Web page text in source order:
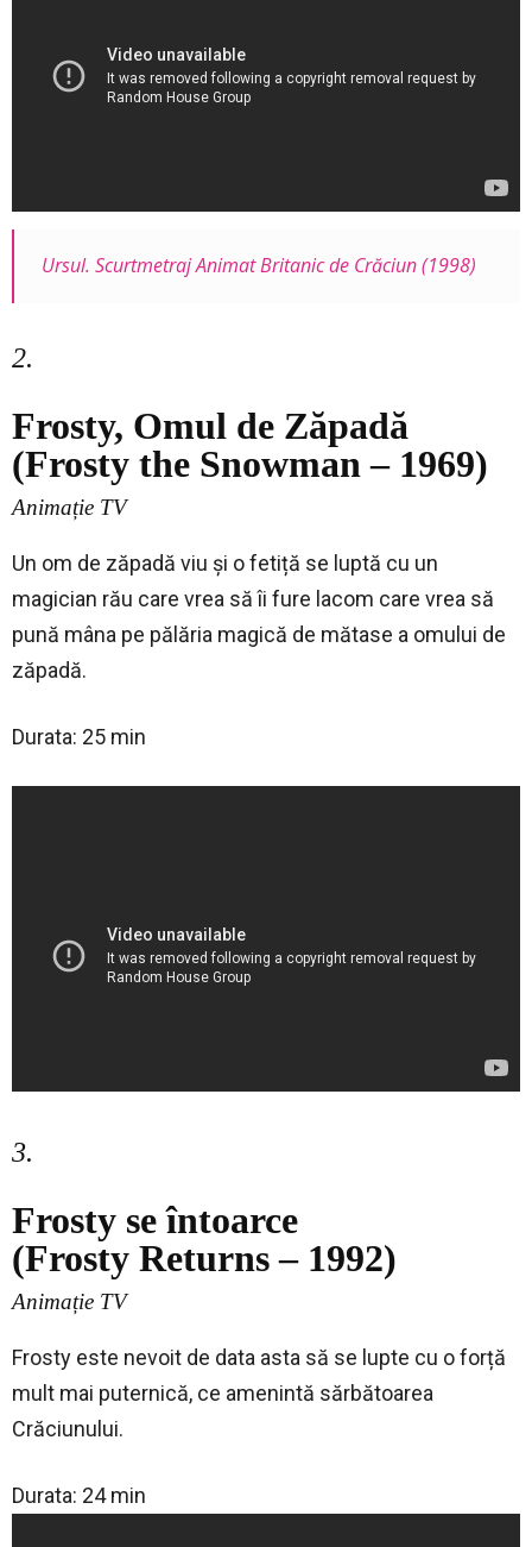
Ursul. Scurtmetraj Animat Britanic de Crăciun (1998)
2.
Frosty, Omul de Zăpadă
(Frosty the Snowman – 1969)
Animație TV
Un om de zăpadă viu și o fetiță se luptă cu un
magician rău care vrea să îi fure lacom care vrea să
pună mâna pe pălăria magică de mătase a omului de
zăpadă.
Durata: 25 min
3.
Frosty se întoarce
(Frosty Returns – 1992)
Animație TV
Frosty este nevoit de data asta să se lupte cu o forță
mult mai puternică, ce amenintă sărbătoarea
Crăciunului.
Durata: 24 min